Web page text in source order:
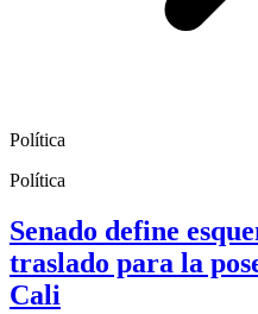
Política
Política
Senado define
traslado para la
Cali